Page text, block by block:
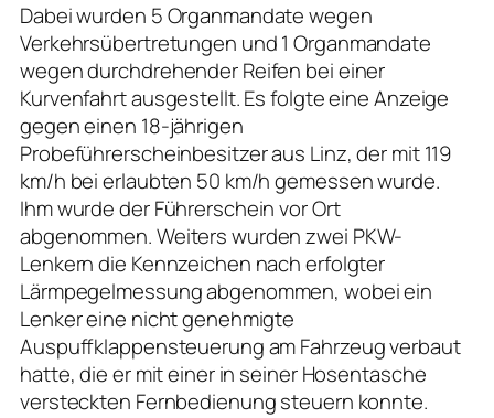
Dabei wurden 5 Organmandate wegen
Verkehrsübertretungen und 1 Organmandate
wegen durchdrehender Reifen bei einer
Kurvenfahrt ausgestellt. Es folgte eine Anzeige
gegen einen 18-jährigen
Probeführerscheinbesitzer aus Linz, der mit 119
km/h bei erlaubten 50 km/h gemessen wurde.
Ihm wurde der Führerschein vor Ort
abgenommen. Weiters wurden zwei PKW-
Lenkern die Kennzeichen nach erfolgter
Lärmpegelmessung abgenommen, wobei ein
Lenker eine nicht genehmigte
Auspuffklappensteuerung am Fahrzeug verbaut
hatte, die er mit einer in seiner Hosentasche
versteckten Fernbedienung steuern konnte.